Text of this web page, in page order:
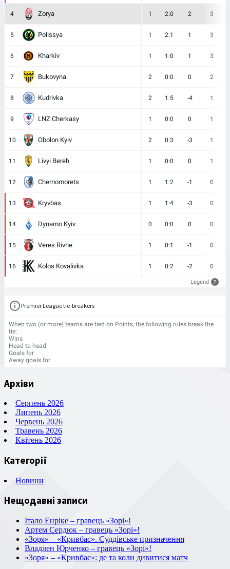
4 Zorya 1 2:0 2 3
5 Polissya 1 2:1 1 3
6 Kharkiv 1 1:0 1 3
7 Bukovyna 2 0:0 0 2
8 Kudrivka 2 1:5 -4 1
9 LNZ Cherkasy 1 0:0 0 1
10 Obolon Kyiv 2 0:3 -3 1
11 Livyi Bereh 1 0:0 0 1
12 Chernomorets 1 1:2 -1 0
13 Kryvbas 1 1:4 -3 0
14 Dynamo Kyiv 0 0:0 0 0
15 Veres Rivne 1 0:1 -1 0
16 Kolos Kovalivka 1 0:2 -2 0
Legend ?
Premier League tie-breakers
When two (or more) teams are tied on Points, the following rules break the
tie:
Wins
Head to head
Goals for
Away goals for
Архіви
Серпень 2026
Липень 2026
Червень 2026
Травень 2026
Квітень 2026
Категорії
Новини
Нещодавні записи
Італо Енріке – гравець «Зорі»!
Артем Сердюк – гравець «Зорі»!
«Зоря» – «Кривбас». Суддівське призначення
Владлен Юрченко – гравець «Зорі»!
«Зоря» – «Кривбас»: де та коли дивитися матч